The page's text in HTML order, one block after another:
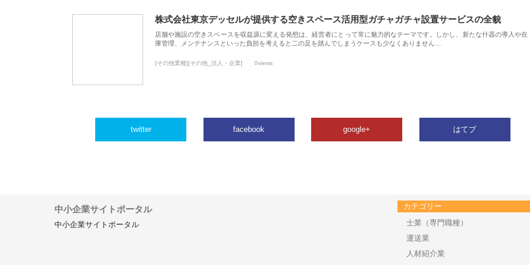
株式会社東京デッセルが提供する空きスペース活用型ガチャガチャ設置サービスの全貌
店舗や施設の空きスペースを収益源に変える発想は、経営者にとって常に魅力的なテーマです。しかし、新たな什器の導入や在
庫管理、メンテナンスといった負担を考えると二の足を踏んでしまうケースも少なくありません…
[その他業種][その他_法人・企業] 0views
twitter facebook google+ はてブ
中小企業サイトポータル
中小企業サイトポータル
カテゴリー
士業（専門職種）
運送業
人材紹介業